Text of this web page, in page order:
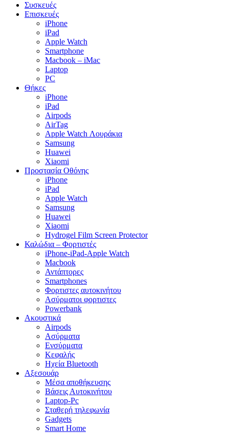
Συσκευές
Επισκευές
iPhone
iPad
Apple Watch
Smartphone
Macbook – iMac
Laptop
PC
Θήκες
iPhone
iPad
Airpods
AirTag
Apple Watch Λουράκια
Samsung
Huawei
Xiaomi
Προστασία Οθόνης
iPhone
iPad
Apple Watch
Samsung
Huawei
Xiaomi
Hydrogel Film Screen Protector
Καλώδια – Φορτιστές
iPhone-iPad-Apple Watch
Macbook
Αντάπτορες
Smartphones
Φορτιστες αυτοκινήτου
Ασύρματοι φορτιστες
Powerbank
Ακουστικά
Airpods
Ασύρματα
Ενσύρματα
Κεφαλής
Ηχεία Bluetooth
Αξεσουάρ
Μέσα αποθήκευσης
Βάσεις Αυτοκινήτου
Laptop-Pc
Σταθερή τηλεφωνία
Gadgets
Smart Home